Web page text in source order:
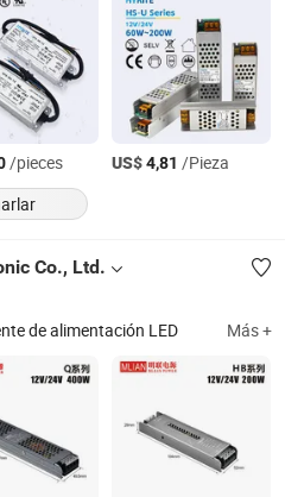
/pieces US$4,81 /Pieza
Co., Ltd.
de alimentación LED Más +